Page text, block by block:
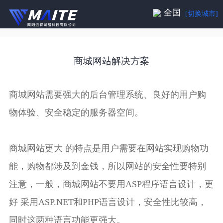
全国 [切换城市]
商城网站解决方案
商城网站需要强大的后台管理系统、良好的用户购
物体验、安全稳定的服务器空间。
商城网站更大 的特点是用户需要在网站实现购物功
能，购物都涉及到金钱，所以网站的安全性要特别
注意，一般，商城网站不要用ASP程序语言设计，更
好 采用ASP.NET和PHP语言设计，安全性比较高，
同时这两种语言功能更强大。